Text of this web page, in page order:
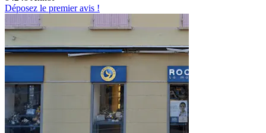
Déposez le premier avis !